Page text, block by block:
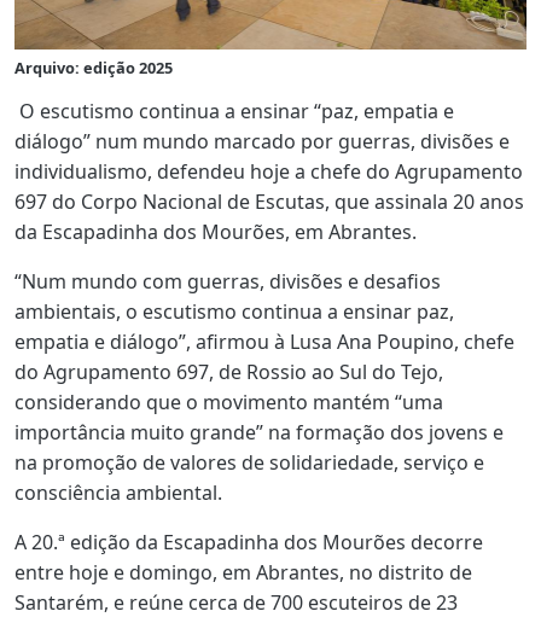
Arquivo: edição 2025
O escutismo continua a ensinar “paz, empatia e
diálogo” num mundo marcado por guerras, divisões e
individualismo, defendeu hoje a chefe do Agrupamento
697 do Corpo Nacional de Escutas, que assinala 20 anos
da Escapadinha dos Mourões, em Abrantes.
“Num mundo com guerras, divisões e desafios
ambientais, o escutismo continua a ensinar paz,
empatia e diálogo”, afirmou à Lusa Ana Poupino, chefe
do Agrupamento 697, de Rossio ao Sul do Tejo,
considerando que o movimento mantém “uma
importância muito grande” na formação dos jovens e
na promoção de valores de solidariedade, serviço e
consciência ambiental.
A 20.ª edição da Escapadinha dos Mourões decorre
entre hoje e domingo, em Abrantes, no distrito de
Santarém, e reúne cerca de 700 escuteiros de 23